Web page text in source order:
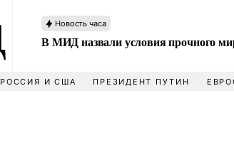
Новость часа
В МИД назвали условия прочного
РОССИЯ И США ПРЕЗИДЕНТ ПУТИН